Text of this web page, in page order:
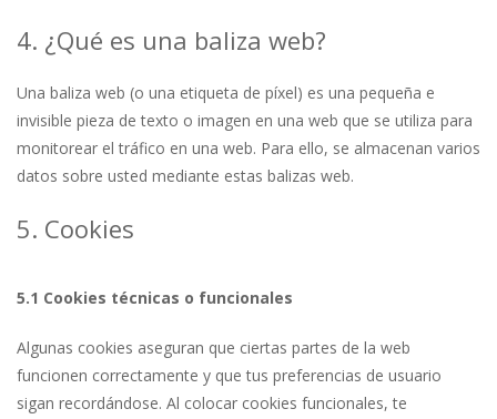
4. ¿Qué es una baliza web?
Una baliza web (o una etiqueta de píxel) es una pequeña e
invisible pieza de texto o imagen en una web que se utiliza para
monitorear el tráfico en una web. Para ello, se almacenan varios
datos sobre usted mediante estas balizas web.
5. Cookies
5.1 Cookies técnicas o funcionales
Algunas cookies aseguran que ciertas partes de la web
funcionen correctamente y que tus preferencias de usuario
sigan recordándose. Al colocar cookies funcionales, te